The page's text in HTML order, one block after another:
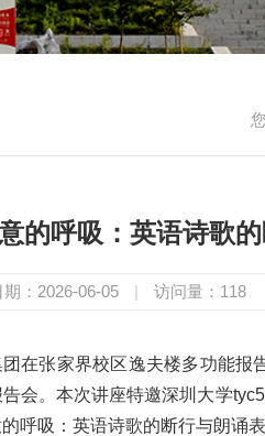
的呼吸：英语诗歌
期：2026-06-05 | 访问量： 118
在张家界校区逸夫楼多功能报
告会。本次讲座特邀深圳大学
呼吸：英语诗歌的断行与朗诵